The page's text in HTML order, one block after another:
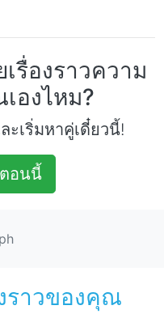
รื่องราวความ
องไหม?
เริ่มหาคู่เดี๋ยวนี้!
อนนี้
ราวของคุณ